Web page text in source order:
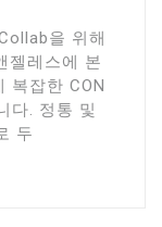
을 위해
젤레스에 본
복잡한 CON
다. 정통 및
두